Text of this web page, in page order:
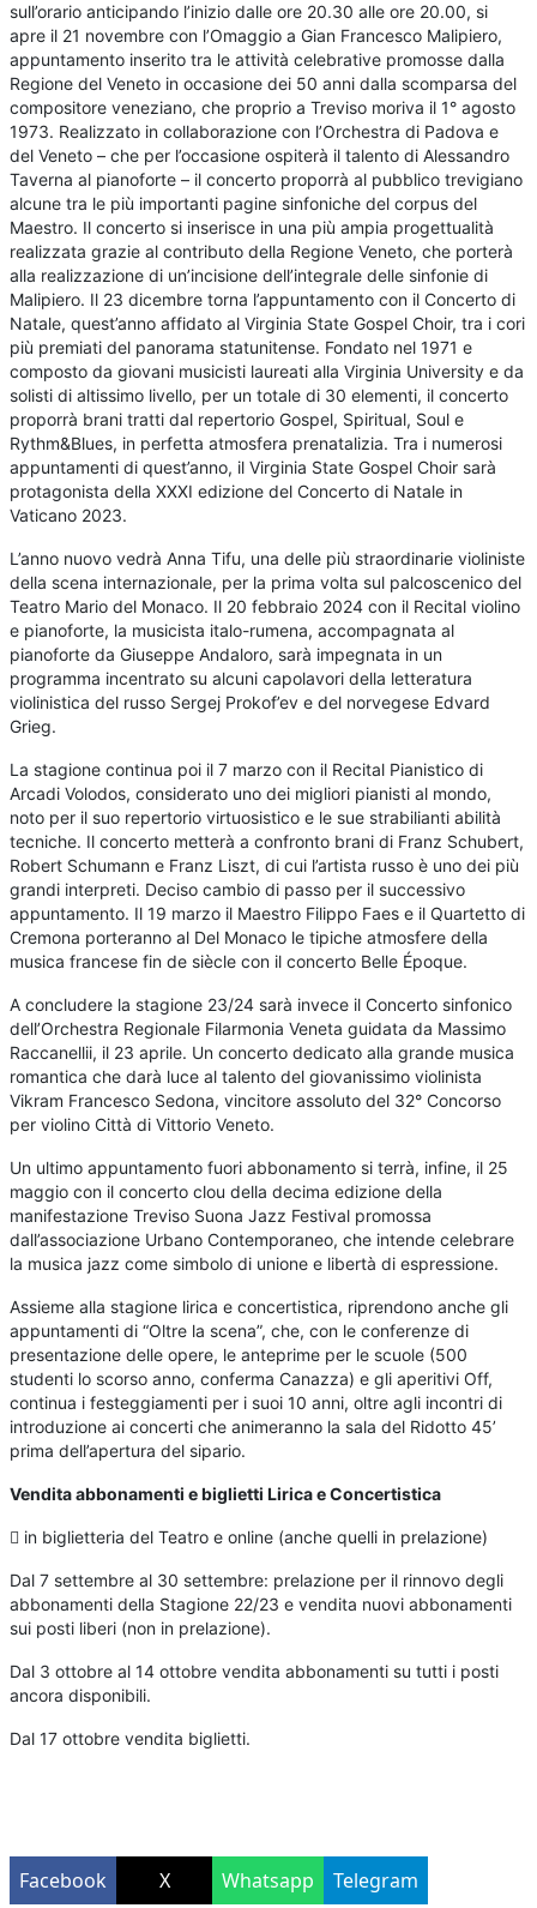
sull’orario anticipando l’inizio dalle ore 20.30 alle ore 20.00, si
apre il 21 novembre con l’Omaggio a Gian Francesco Malipiero,
appuntamento inserito tra le attività celebrative promosse dalla
Regione del Veneto in occasione dei 50 anni dalla scomparsa del
compositore veneziano, che proprio a Treviso moriva il 1° agosto
1973. Realizzato in collaborazione con l’Orchestra di Padova e
del Veneto – che per l’occasione ospiterà il talento di Alessandro
Taverna al pianoforte – il concerto proporrà al pubblico trevigiano
alcune tra le più importanti pagine sinfoniche del corpus del
Maestro. Il concerto si inserisce in una più ampia progettualità
realizzata grazie al contributo della Regione Veneto, che porterà
alla realizzazione di un’incisione dell’integrale delle sinfonie di
Malipiero. Il 23 dicembre torna l’appuntamento con il Concerto di
Natale, quest’anno affidato al Virginia State Gospel Choir, tra i cori
più premiati del panorama statunitense. Fondato nel 1971 e
composto da giovani musicisti laureati alla Virginia University e da
solisti di altissimo livello, per un totale di 30 elementi, il concerto
proporrà brani tratti dal repertorio Gospel, Spiritual, Soul e
Rythm&Blues, in perfetta atmosfera prenatalizia. Tra i numerosi
appuntamenti di quest’anno, il Virginia State Gospel Choir sarà
protagonista della XXXI edizione del Concerto di Natale in
Vaticano 2023.
L’anno nuovo vedrà Anna Tifu, una delle più straordinarie violiniste
della scena internazionale, per la prima volta sul palcoscenico del
Teatro Mario del Monaco. Il 20 febbraio 2024 con il Recital violino
e pianoforte, la musicista italo-rumena, accompagnata al
pianoforte da Giuseppe Andaloro, sarà impegnata in un
programma incentrato su alcuni capolavori della letteratura
violinistica del russo Sergej Prokof’ev e del norvegese Edvard
Grieg.
La stagione continua poi il 7 marzo con il Recital Pianistico di
Arcadi Volodos, considerato uno dei migliori pianisti al mondo,
noto per il suo repertorio virtuosistico e le sue strabilianti abilità
tecniche. Il concerto metterà a confronto brani di Franz Schubert,
Robert Schumann e Franz Liszt, di cui l’artista russo è uno dei più
grandi interpreti. Deciso cambio di passo per il successivo
appuntamento. Il 19 marzo il Maestro Filippo Faes e il Quartetto di
Cremona porteranno al Del Monaco le tipiche atmosfere della
musica francese fin de siècle con il concerto Belle Époque.
A concludere la stagione 23/24 sarà invece il Concerto sinfonico
dell’Orchestra Regionale Filarmonia Veneta guidata da Massimo
Raccanellii, il 23 aprile. Un concerto dedicato alla grande musica
romantica che darà luce al talento del giovanissimo violinista
Vikram Francesco Sedona, vincitore assoluto del 32° Concorso
per violino Città di Vittorio Veneto.
Un ultimo appuntamento fuori abbonamento si terrà, infine, il 25
maggio con il concerto clou della decima edizione della
manifestazione Treviso Suona Jazz Festival promossa
dall’associazione Urbano Contemporaneo, che intende celebrare
la musica jazz come simbolo di unione e libertà di espressione.
Assieme alla stagione lirica e concertistica, riprendono anche gli
appuntamenti di “Oltre la scena”, che, con le conferenze di
presentazione delle opere, le anteprime per le scuole (500
studenti lo scorso anno, conferma Canazza) e gli aperitivi Off,
continua i festeggiamenti per i suoi 10 anni, oltre agli incontri di
introduzione ai concerti che animeranno la sala del Ridotto 45’
prima dell’apertura del sipario.
Vendita abbonamenti e biglietti Lirica e Concertistica
 in biglietteria del Teatro e online (anche quelli in prelazione)
Dal 7 settembre al 30 settembre: prelazione per il rinnovo degli
abbonamenti della Stagione 22/23 e vendita nuovi abbonamenti
sui posti liberi (non in prelazione).
Dal 3 ottobre al 14 ottobre vendita abbonamenti su tutti i posti
ancora disponibili.
Dal 17 ottobre vendita biglietti.
Facebook X Whatsapp Telegram